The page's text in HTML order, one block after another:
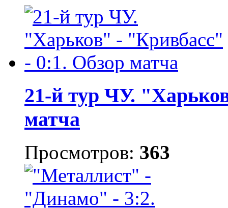
21-й тур ЧУ.
матча
Просмотров: 363